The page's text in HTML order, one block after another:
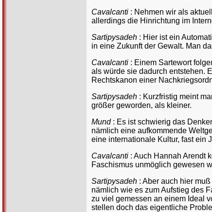
Cavalcanti : Nehmen wir als
allerdings die Hinrichtung im
Sartipysadeh : Hier ist ein
in eine Zukunft der Gewalt. Man
Cavalcanti : Einem Sartewort
als würde sie dadurch entstehen.
Rechtskanon einer
Sartipysadeh : Kurzfristig meint
größer geworden, als kleiner.
Mund : Es ist schwierig das
nämlich eine aufkommende
eine internationale Kultur, fast ein
Cavalcanti : Auch Hannah Arendt
Faschismus unmöglich gewesen
Sartipysadeh : Aber auch hier
nämlich wie es zum Aufstieg des
zu viel gemessen an einem Ideal
stellen doch das eigentliche